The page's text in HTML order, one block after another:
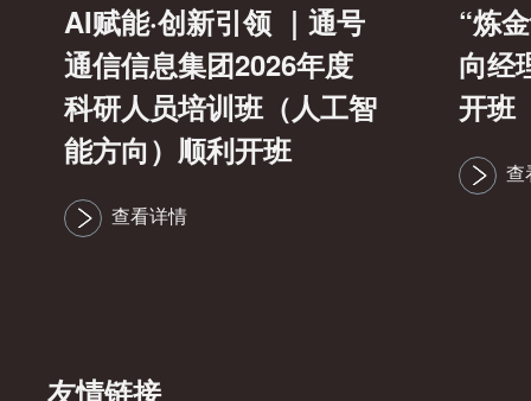
AI赋能·创新引领 ｜通号
通信信息集团2026年度
科研人员培训班（人工智
能方向）顺利开班
查看详情
“炼
向经
开班
查
友情链接